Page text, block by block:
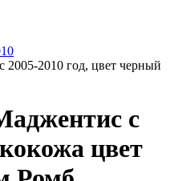
2010 год, цвет черный
с
цвет